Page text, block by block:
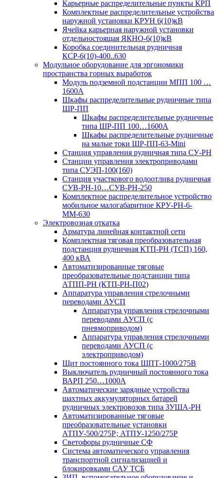
Карьерные распределительные пункты КРП
Комплектные распределительные устройства
наружной установки КРУН 6(10)кВ
Ячейка карьерная наружной установки
отдельностоящая ЯКНО-6(10)кВ
Коробка соединительная рудничная
КСР-6(10)-400..630
Модульное оборудование для эргономики
пространства горных выработок
Модуль подземной подстанции МПП 100 …
1600А
Шкафы распределительные рудничные типа
ШР-ПП
Шкафы распределительные рудничные
типа ШР-ПП 100…1600А
Шкафы распределительные рудничные
на малые токи ШР-ПП-63-Mini
Станция управления рудничная типа СУ-РН
Станции управления электроприводами
типа СУЭП-100(160)
Станция участкового водоотлива рудничная
СУВ-РН-10…СУВ-РН-250
Комплектное распределительное устройство
мобильное малогабаритное КРУ-РН-6-
ММ-630
Электровозная откатка
Арматура линейная контактной сети
Комплектная тяговая преобразовательная
подстанция рудничная КТП-РН (ТСП) 160,
400 кВА
Автоматизированные тяговые
преобразовательные подстанции типа
АТПП-РН (КТП-РН-П02)
Аппаратура управления стрелочными
переводами АУСП
Аппаратура управления стрелочными
переводами АУСП (с
пневмоприводом)
Аппаратура управления стрелочными
переводами АУСП (с
электроприводом)
Щит постоянного тока ЩПТ-1000/275В
Выключатель рудничный постоянного тока
ВАРП 250…1000А
Автоматические зарядные устройства
шахтных аккумуляторных батарей
рудничных электровозов типа ЗУША-РН
Автоматизированные тяговые
преобразовательные установки
АТПУ-500/275Р; АТПУ-1250/275Р
Светофоры рудничные СФ
Система автоматического управления
транспортной сигнализацией и
блокировками САУ ТСБ